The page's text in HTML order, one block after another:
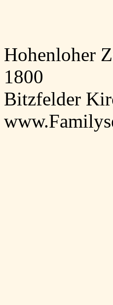
Hohenloher
1800
Bitzfelder